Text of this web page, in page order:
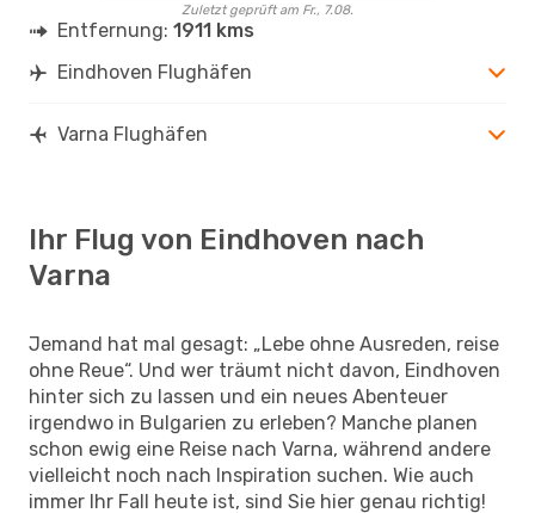
Zuletzt geprüft am Fr., 7.08.
Entfernung: 1911 kms
Eindhoven Flughäfen
Varna Flughäfen
Ihr Flug von Eindhoven nach
Varna
Jemand hat mal gesagt: „Lebe ohne Ausreden, reise
ohne Reue“. Und wer träumt nicht davon, Eindhoven
hinter sich zu lassen und ein neues Abenteuer
irgendwo in Bulgarien zu erleben? Manche planen
schon ewig eine Reise nach Varna, während andere
vielleicht noch nach Inspiration suchen. Wie auch
immer Ihr Fall heute ist, sind Sie hier genau richtig!